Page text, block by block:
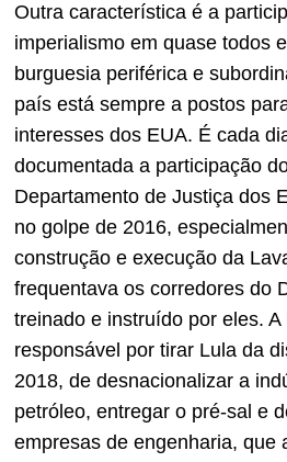
Outra característica é a
imperialismo em quase todos
burguesia periférica e
país está sempre a postos
interesses dos EUA. É cada
documentada a participação
Departamento de Justiça dos
no golpe de 2016,
construção e execução da
frequentava os corredores do
treinado e instruído por eles.
responsável por tirar Lula da
2018, de desnacionalizar a
petróleo, entregar o pré-sal e
empresas de engenharia, que